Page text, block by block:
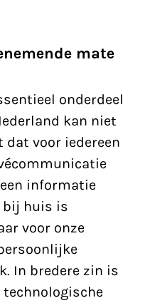
mate
onderdeel
kan niet
dat voor iedereen
informatie
bij huis is
voor onze
In bredere zin is
technologische